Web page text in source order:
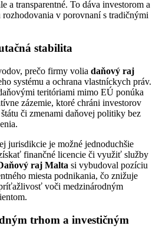
a transparentné. To dáva investorom a
rozhodovania v porovnaní s tradičnými
stabilita
prečo firmy volia daňový raj
systému a ochrana vlastníckych práv.
teritóriami mimo EÚ ponúka
zázemie, ktoré chráni investorov
či zmenami daňovej politiky bez
jurisdikcie je možné jednoduchšie
finančné licencie či využiť služby
raj Malta si vybudoval pozíciu
miesta podnikania, čo znižuje
voči medzinárodným
trhom a investičným